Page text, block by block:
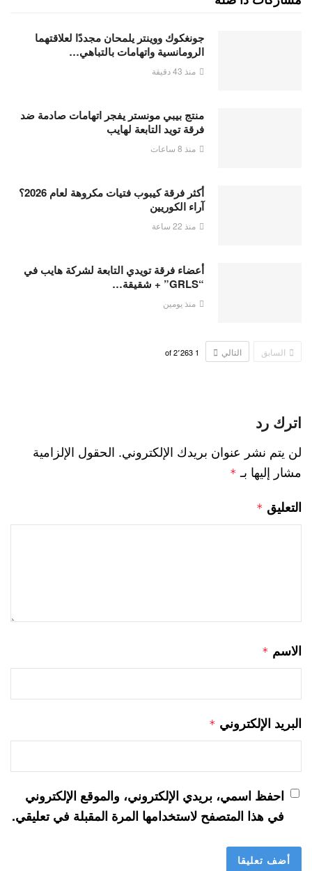
جونغكوك ووينتر يلمحان مجددًا لعلاقتهما
الرومانسية واتهامات بالتباهي…
منذ 43 دقيقة
منتج بيبي مونستر يفجر اتهامات صادمة ضد
فرقة تويد التابعة لهايب
منذ 8 ساعات
أكثر فرقة كيبوب فتيات مكروهة لعام 2026؟
آراء الكوريين
منذ 22 ساعة
أعضاء فرقة تويدي التابعة لشركة هايب في
“GRLS” + شقيقة…
منذ يومين
السابق التالي 1 2٬263
اترك رد
لن يتم نشر عنوان بريدك الإلكتروني. الحقول الإلزامية
مشار إليها بـ *
التعليق *
الاسم *
البريد الإلكتروني *
احفظ اسمي، بريدي الإلكتروني، والموقع الإلكتروني
في هذا المتصفح لاستخدامها المرة المقبلة في تعليقي.